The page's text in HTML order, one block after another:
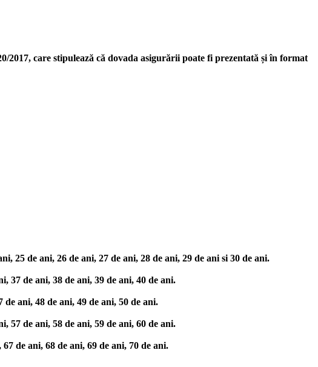
2017, care stipulează că dovada asigurării poate fi prezentată și în format
25 de ani, 26 de ani, 27 de ani, 28 de ani, 29 de ani si 30 de ani.
37 de ani, 38 de ani, 39 de ani, 40 de ani.
ani, 48 de ani, 49 de ani, 50 de ani.
57 de ani, 58 de ani, 59 de ani, 60 de ani.
de ani, 68 de ani, 69 de ani, 70 de ani.